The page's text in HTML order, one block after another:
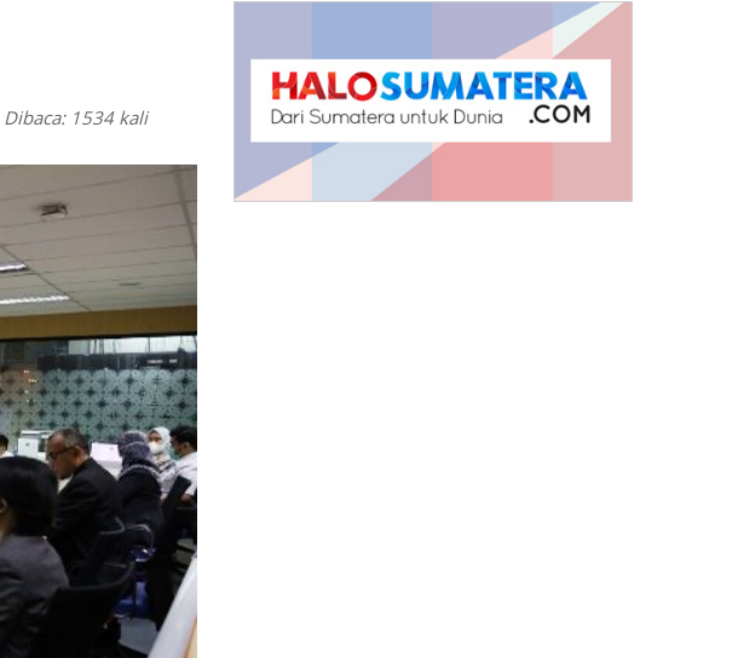
Dibaca: 1534 kali